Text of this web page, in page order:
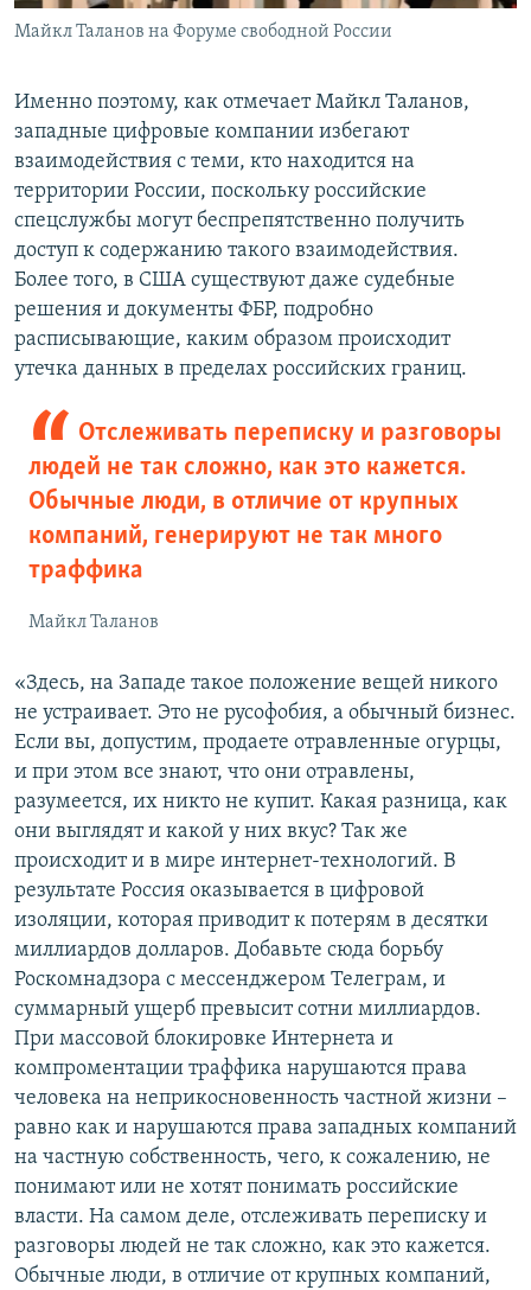
Майкл Таланов на Форуме свободной России
Именно поэтому, как отмечает Майкл Таланов,
западные цифровые компании избегают
взаимодействия с теми, кто находится на
территории России, поскольку российские
спецслужбы могут беспрепятственно получить
доступ к содержанию такого взаимодействия.
Более того, в США существуют даже судебные
решения и документы ФБР, подробно
расписывающие, каким образом происходит
утечка данных в пределах российских границ.
Отслеживать переписку и разговоры
людей не так сложно, как это кажется.
Обычные люди, в отличие от крупных
компаний, генерируют не так много
траффика
Майкл Таланов
«Здесь, на Западе такое положение вещей никого
не устраивает. Это не русофобия, а обычный бизнес.
Если вы, допустим, продаете отравленные огурцы,
и при этом все знают, что они отравлены,
разумеется, их никто не купит. Какая разница, как
они выглядят и какой у них вкус? Так же
происходит и в мире интернет-технологий. В
результате Россия оказывается в цифровой
изоляции, которая приводит к потерям в десятки
миллиардов долларов. Добавьте сюда борьбу
Роскомнадзора с мессенджером Телеграм, и
суммарный ущерб превысит сотни миллиардов.
При массовой блокировке Интернета и
компроментации траффика нарушаются права
человека на неприкосновенность частной жизни –
равно как и нарушаются права западных компаний
на частную собственность, чего, к сожалению, не
понимают или не хотят понимать российские
власти. На самом деле, отслеживать переписку и
разговоры людей не так сложно, как это кажется.
Обычные люди, в отличие от крупных компаний,